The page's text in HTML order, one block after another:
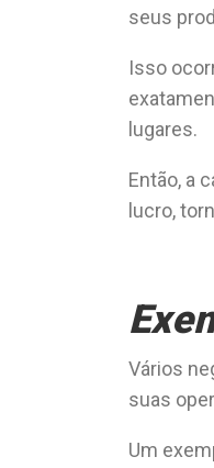
seus
Isso
lugares.
Então, a
lucro,
Vários
suas
Um